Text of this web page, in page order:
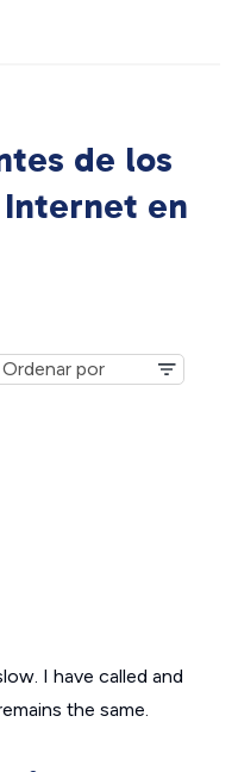
de los
en
I have called and
the same.